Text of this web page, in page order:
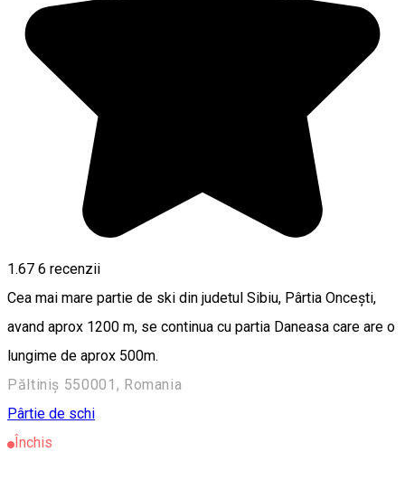
1.67 6 recenzii
Cea mai mare partie de ski din judetul Sibiu, Pârtia Oncești,
avand aprox 1200 m, se continua cu partia Daneasa care are o
lungime de aprox 500m.
Păltiniș 550001, Romania
Pârtie de schi
Închis